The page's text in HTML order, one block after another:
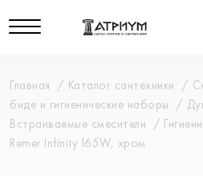
Главная Каталог сантехники
биде и гигиенические наборы
Встраиваемые смесители
Remer Infinity I65W, хром